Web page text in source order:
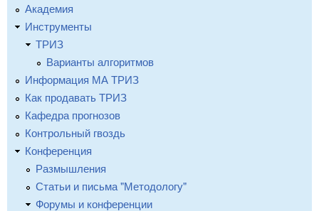
Академия
Инструменты
ТРИЗ
Варианты алгоритмов
Информация МА ТРИЗ
Как продавать ТРИЗ
Кафедра прогнозов
Контрольный гвоздь
Конференция
Размышления
Статьи и письма "Методологу"
Форумы и конференции